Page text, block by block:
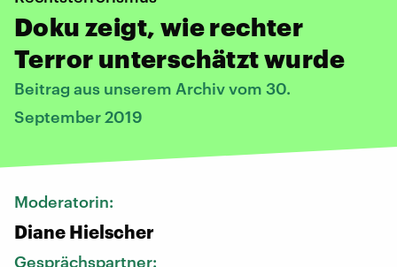
Doku zeigt, wie rechter
Terror unterschätzt wurde
Beitrag aus unserem Archiv vom 30.
September 2019
Moderatorin:
Diane Hielscher
Gesprächspartner: